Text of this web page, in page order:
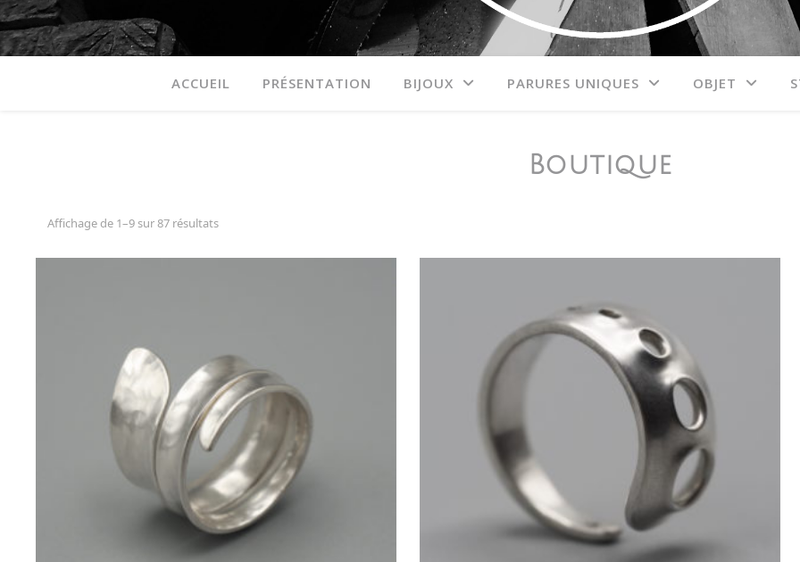
ACCUEIL PRÉSENTATION BIJOUX PARURES UNIQUES OBJET
Boutique
Affichage de 1–9 sur 87 résultats